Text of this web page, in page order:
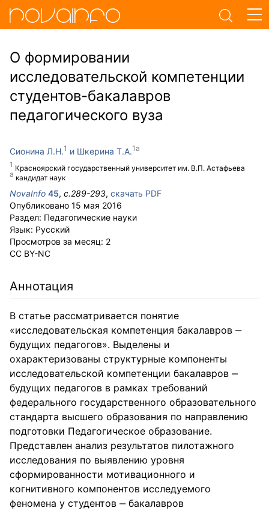
О формировании
исследовательской компетенции
студентов-бакалавров
педагогического вуза
Сионина Л.Н.
Красноярский государственный университет им. В.П. Астафьева
Шкерина Т.А.
кандидат наук
NovaInfo 45, с.289-293, скачать PDF
Опубликовано 15 мая 2016
Раздел: Педагогические науки
Язык: Русский
Просмотров за месяц: 2
CC BY-NC
Аннотация
В статье рассматривается понятие
«исследовательская компетенция бакалавров ‒
будущих педагогов». Выделены и
охарактеризованы структурные компоненты
исследовательской компетенции бакалавров ‒
будущих педагогов в рамках требований
федерального государственного образовательного
стандарта высшего образования по направлению
подготовки Педагогическое образование.
Представлен анализ результатов пилотажного
исследования по выявлению уровня
сформированности мотивационного и
когнитивного компонентов исследуемого
феномена у студентов ‒ бакалавров